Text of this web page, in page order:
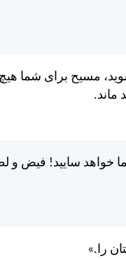
مسيح برای شما هيچ
خواهد ساييد! فيض و
را.»